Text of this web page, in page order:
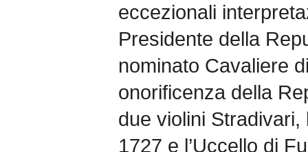
eccezionali
Presidente della
nominato Cavaliere
onorificenza della
due violini
1727 e l’Uccello di